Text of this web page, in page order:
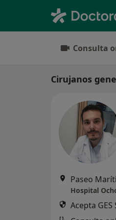
Consulta
Cirujanos
Hospital
Acepta